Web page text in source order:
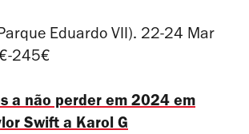
Eduardo VII). 22-24 Mar
245€
a não perder em 2024 em
Swift a Karol G